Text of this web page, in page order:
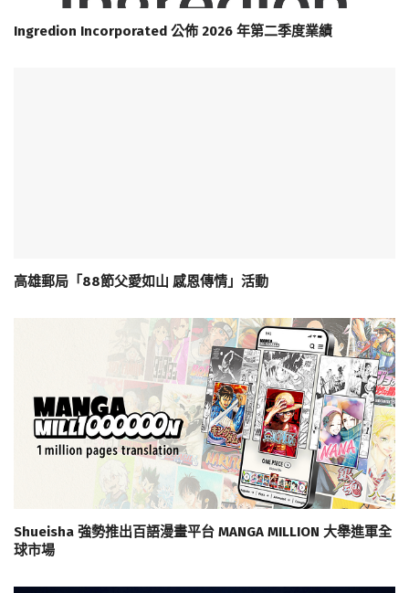
Ingredion Incorporated 公佈 2026 年第二季度業績
高雄郵局「88節父愛如山 感恩傳情」活動
Shueisha 強勢推出百語漫畫平台 MANGA MILLION 大舉進軍全
球市場